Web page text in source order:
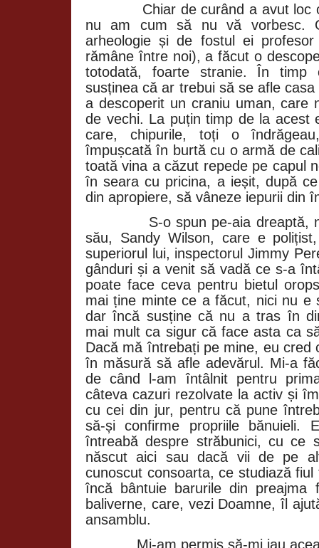
Chiar de curând a avut
nu am cum să nu vă vorbesc.
arheologie și de fostul ei
rămâne între noi), a făcut o
totodată, foarte stranie. În
susținea că ar trebui să se afle
a descoperit un craniu uman, care
de vechi. La puțin timp de la acest
care, chipurile, toți o
împușcată în burtă cu o armă de
toată vina a căzut repede pe capul
în seara cu pricina, a ieșit, după
din apropiere, să vâneze iepurii din
S-o spun pe-aia dreaptă,
său, Sandy Wilson, care e
superiorul lui, inspectorul Jimmy
gânduri și a venit să vadă ce s-a
poate face ceva pentru bietul
mai ține minte ce a făcut, nici nu e
dar încă susține că nu a tras în
mai mult ca sigur că face asta ca
Dacă mă întrebați pe mine, eu cred
în măsură să afle adevărul. Mi-a
de când l-am întâlnit pentru
câteva cazuri rezolvate la activ și
cu cei din jur, pentru că pune
să-și confirme propriile
întreabă despre străbunici, cu ce
născut aici sau dacă vii de pe
cunoscut consoarta, ce studiază
încă bântuie barurile din preajma
baliverne, care, vezi Doamne, îl
ansamblu.
Mi-am permis să-mi iau